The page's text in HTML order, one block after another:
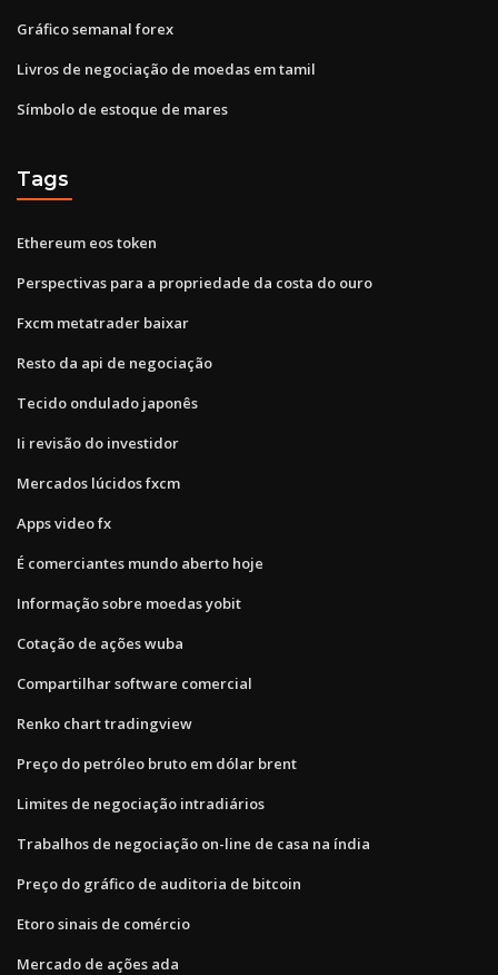
Gráfico semanal forex
Livros de negociação de moedas em tamil
Símbolo de estoque de mares
Tags
Ethereum eos token
Perspectivas para a propriedade da costa do ouro
Fxcm metatrader baixar
Resto da api de negociação
Tecido ondulado japonês
Ii revisão do investidor
Mercados lúcidos fxcm
Apps video fx
É comerciantes mundo aberto hoje
Informação sobre moedas yobit
Cotação de ações wuba
Compartilhar software comercial
Renko chart tradingview
Preço do petróleo bruto em dólar brent
Limites de negociação intradiários
Trabalhos de negociação on-line de casa na índia
Preço do gráfico de auditoria de bitcoin
Etoro sinais de comércio
Mercado de ações ada